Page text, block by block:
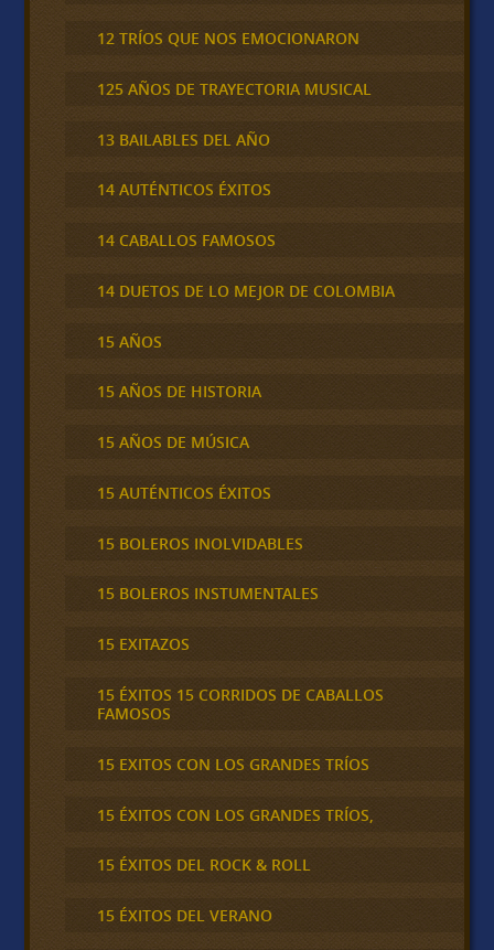
12 TRÍOS QUE NOS EMOCIONARON
125 AÑOS DE TRAYECTORIA MUSICAL
13 BAILABLES DEL AÑO
14 AUTÉNTICOS ÉXITOS
14 CABALLOS FAMOSOS
14 DUETOS DE LO MEJOR DE COLOMBIA
15 AÑOS
15 AÑOS DE HISTORIA
15 AÑOS DE MÚSICA
15 AUTÉNTICOS ÉXITOS
15 BOLEROS INOLVIDABLES
15 BOLEROS INSTUMENTALES
15 EXITAZOS
15 ÉXITOS 15 CORRIDOS DE CABALLOS
FAMOSOS
15 EXITOS CON LOS GRANDES TRÍOS
15 ÉXITOS CON LOS GRANDES TRÍOS,
15 ÉXITOS DEL ROCK & ROLL
15 ÉXITOS DEL VERANO